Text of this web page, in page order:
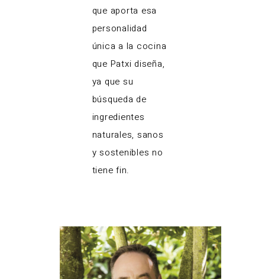
que aporta esa
personalidad
única a la cocina
que Patxi diseña,
ya que su
búsqueda de
ingredientes
naturales, sanos
y sostenibles no
tiene fin.